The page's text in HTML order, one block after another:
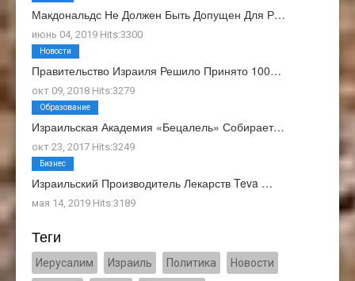
Макдональдс Не Должен Быть Допущен Для Р…
июнь 04, 2019 Hits:3300
Правительство Израиля Решило Принято 100…
окт 09, 2018 Hits:3279
Новости
Израильская Академия «Бецалель» Собирает…
окт 23, 2017 Hits:3249
Образование
Израильский Производитель Лекарств Teva …
мая 14, 2019 Hits:3189
Бизнес
Теги
Иерусалим Израиль Политика Новости